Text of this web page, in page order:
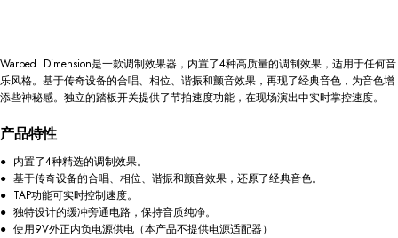
Warped Dimension是一款调制效果器，内置了4种高质量的调制效果，适用于任何音
乐风格。基于传奇设备的合唱、相位、谐振和颤音效果，再现了经典音色，为音色增
添些神秘感。独立的踏板开关提供了节拍速度功能，在现场演出中实时掌控速度。
产品特性
● 内置了4种精选的调制效果。
● 基于传奇设备的合唱、相位、谐振和颤音效果，还原了经典音色。
● TAP功能可实时控制速度。
● 独特设计的缓冲旁通电路，保持音质纯净。
● 使用9V外正内负电源供电（本产品不提供电源适配器）